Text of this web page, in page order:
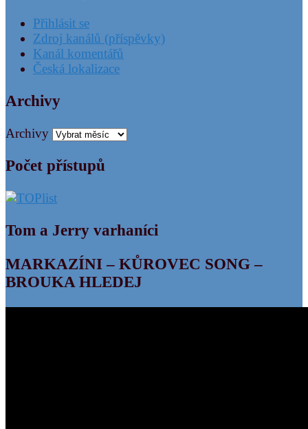
Přihlásit se
Zdroj kanálů (příspěvky)
Kanál komentářů
Česká lokalizace
Archivy
Archivy
Počet přístupů
Tom a Jerry varhaníci
MARKAZÍNI – KŮROVEC SONG –
BROUKA HLEDEJ